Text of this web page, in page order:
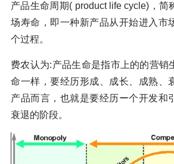
产品生命周期( product life cycle)，简
场寿命，即一种新产品从开始进入市
个过程。
费农认为:产品生命是指市上的的营销
命一样，要经历形成、成长、成熟、
产品而言，也就是要经历ー个开发和
衰退的阶段。